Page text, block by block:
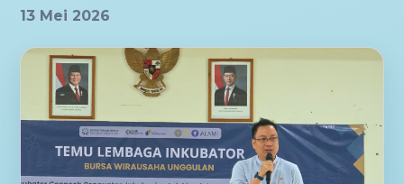
13 Mei 2026